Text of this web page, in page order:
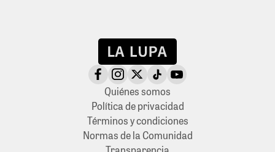
Quiénes somos
Política de privacidad
Términos y condiciones
Normas de la Comunidad